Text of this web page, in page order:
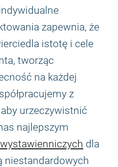
zapewnia, że
istotę i cele
tworząc
na każdej
z
urzeczywistnić
najlepszym
dla
niestandardowych